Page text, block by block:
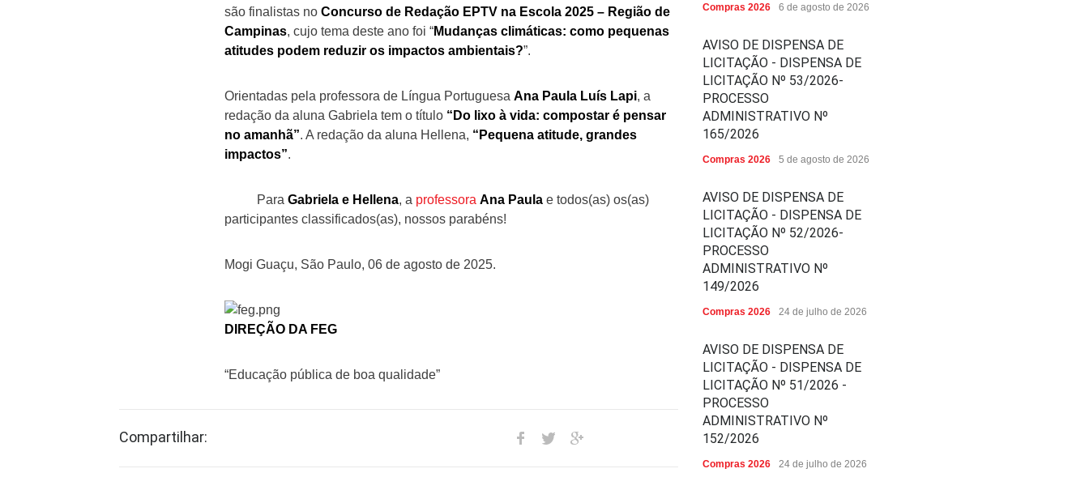
são finalistas no Concurso de Redação EPTV na Escola 2025 – Região de
Campinas, cujo tema deste ano foi “Mudanças climáticas: como pequenas
atitudes podem reduzir os impactos ambientais?”.
Orientadas pela professora de Língua Portuguesa Ana Paula Luís Lapi, a
redação da aluna Gabriela tem o título “Do lixo à vida: compostar é pensar
no amanhã”. A redação da aluna Hellena, “Pequena atitude, grandes
impactos”.
Para Gabriela e Hellena, a professora Ana Paula e todos(as) os(as)
participantes classificados(as), nossos parabéns!
Mogi Guaçu, São Paulo, 06 de agosto de 2025.
DIREÇÃO DA FEG
“Educação pública de boa qualidade”
Compartilhar:
Compras 2026 6 de agosto de 2026
AVISO DE DISPENSA DE
LICITAÇÃO - DISPENSA DE
LICITAÇÃO Nº 53/2026-
PROCESSO
ADMINISTRATIVO Nº
165/2026
Compras 2026 5 de agosto de 2026
AVISO DE DISPENSA DE
LICITAÇÃO - DISPENSA DE
LICITAÇÃO Nº 52/2026-
PROCESSO
ADMINISTRATIVO Nº
149/2026
Compras 2026 24 de julho de 2026
AVISO DE DISPENSA DE
LICITAÇÃO - DISPENSA DE
LICITAÇÃO Nº 51/2026 -
PROCESSO
ADMINISTRATIVO Nº
152/2026
Compras 2026 24 de julho de 2026